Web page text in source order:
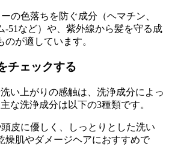
の色落ちを防ぐ成分（ヘマチン、
-51など）や、紫外線から髪を守る成
が適しています。
チェックする
い上がりの感触は、洗浄成分によっ
な洗浄成分は以下の3種類です。
皮に優しく、しっとりとした洗い
燥肌やダメージヘアにおすすめで